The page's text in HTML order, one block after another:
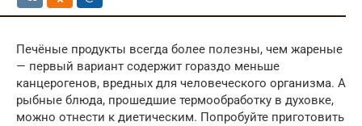
Печёные продукты всегда более полезны, чем жареные
— первый вариант содержит гораздо меньше
канцерогенов, вредных для человеческого организма. А
рыбные блюда, прошедшие термообработку в духовке,
можно отнести к диетическим. Попробуйте приготовить